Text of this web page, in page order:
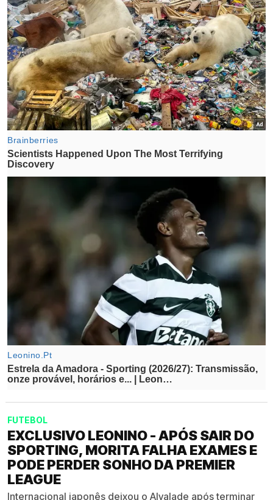
FUTEBOL
EXCLUSIVO LEONINO - APÓS SAIR DO
SPORTING, MORITA FALHA EXAMES E
PODE PERDER SONHO DA PREMIER
LEAGUE
Internacional japonês deixou o Alvalade após terminar